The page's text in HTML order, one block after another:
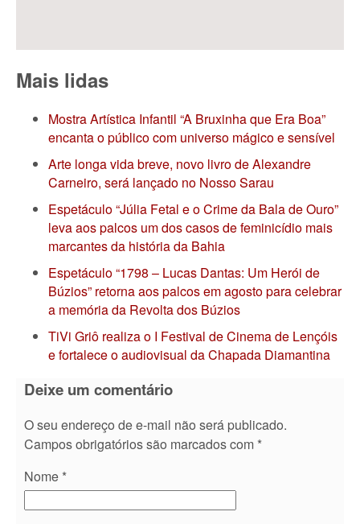
Mais lidas
Mostra Artística Infantil “A Bruxinha que Era Boa”
encanta o público com universo mágico e sensível
Arte longa vida breve, novo livro de Alexandre
Carneiro, será lançado no Nosso Sarau
Espetáculo “Júlia Fetal e o Crime da Bala de Ouro”
leva aos palcos um dos casos de feminicídio mais
marcantes da história da Bahia
Espetáculo “1798 – Lucas Dantas: Um Herói de
Búzios” retorna aos palcos em agosto para celebrar
a memória da Revolta dos Búzios
TiVi Griô realiza o I Festival de Cinema de Lençóis
e fortalece o audiovisual da Chapada Diamantina
Deixe um comentário
O seu endereço de e-mail não será publicado.
Campos obrigatórios são marcados com *
Nome *